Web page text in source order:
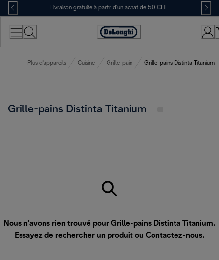
Skip
to
Content
Livraison gratuite à partir d'un achat de 50 CHF
Déclaration
Plus d'appareils Cuisine Grille-pain Grille-pains Distinta Titanium
Grille-pains Distinta Titanium
Nous n’avons rien trouvé pour Grille-pains Distinta Titanium.
Essayez de rechercher un produit ou Contactez-nous.